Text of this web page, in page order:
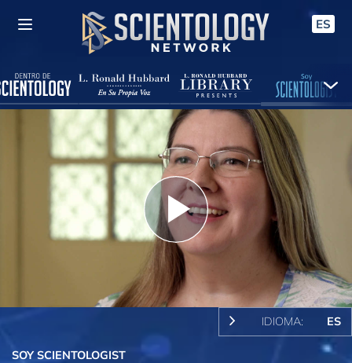
ES
Play
Video
IDIOMA: ES
SOY SCIENTOLOGIST